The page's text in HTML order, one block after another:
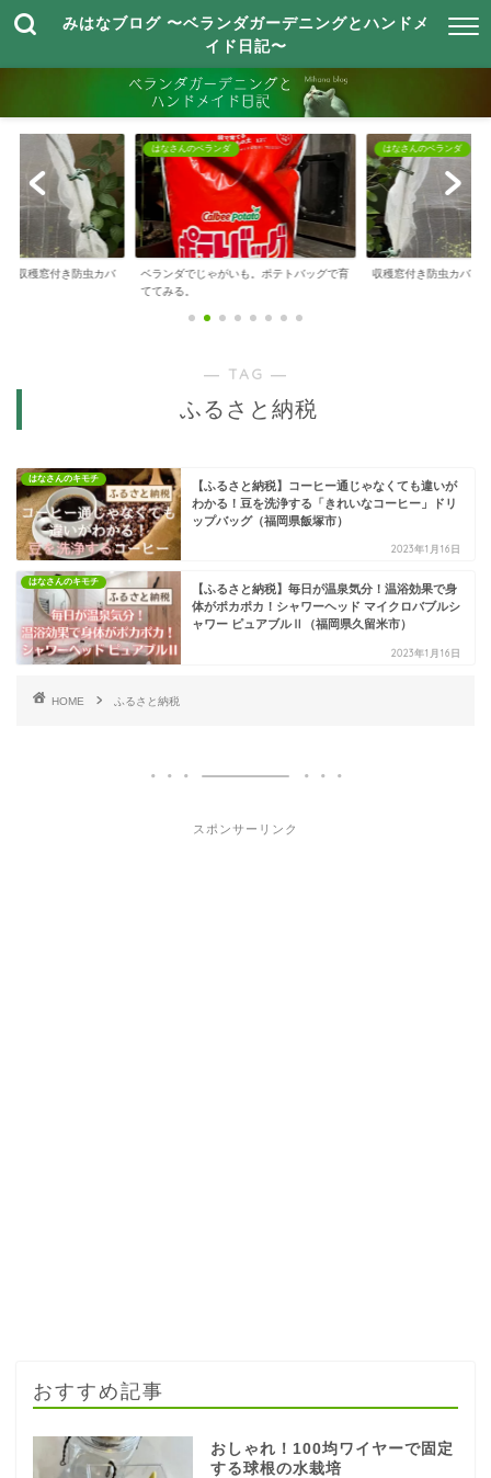
みはなブログ 〜ベランダガーデニングとハンドメ
イド日記〜
、収穫窓付き防虫カバ
はなさんのベランダ
ベランダでじゃがいも。ポテトバッグで育
ててみる。
はなさんのベランダ
収穫窓付き防虫カバー
― TAG ―
ふるさと納税
はなさんのキモチ
【ふるさと納税】コーヒー通じゃなくても違いが
わかる！豆を洗浄する「きれいなコーヒー」ドリ
ップバッグ（福岡県飯塚市）
2023年1月16日
はなさんのキモチ
【ふるさと納税】毎日が温泉気分！温浴効果で身
体がポカポカ！シャワーヘッド マイクロバブルシ
ャワー ピュアブルⅡ（福岡県久留米市）
2023年1月16日
HOME ふるさと納税
スポンサーリンク
おすすめ記事
おしゃれ！100均ワイヤーで固定
する球根の水栽培